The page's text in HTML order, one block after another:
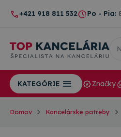
+421 918 811 532 Po - Pia:
KATEGÓRIE Značky
Domov Kancelárske potreby